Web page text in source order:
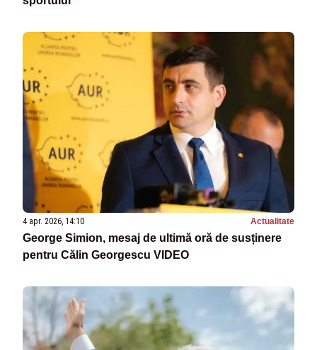
4 apr. 2026, 14:10 Actualitate
George Simion, mesaj de ultimă oră de susținere
pentru Călin Georgescu VIDEO